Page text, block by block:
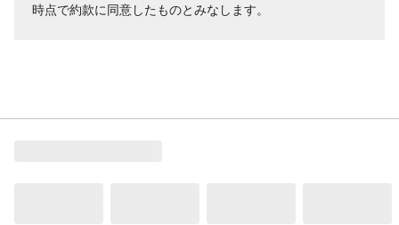
時点で約款に同意したものとみなします。